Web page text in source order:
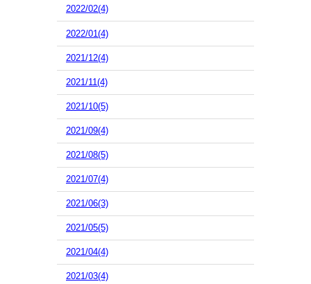
2022/02(4)
2022/01(4)
2021/12(4)
2021/11(4)
2021/10(5)
2021/09(4)
2021/08(5)
2021/07(4)
2021/06(3)
2021/05(5)
2021/04(4)
2021/03(4)